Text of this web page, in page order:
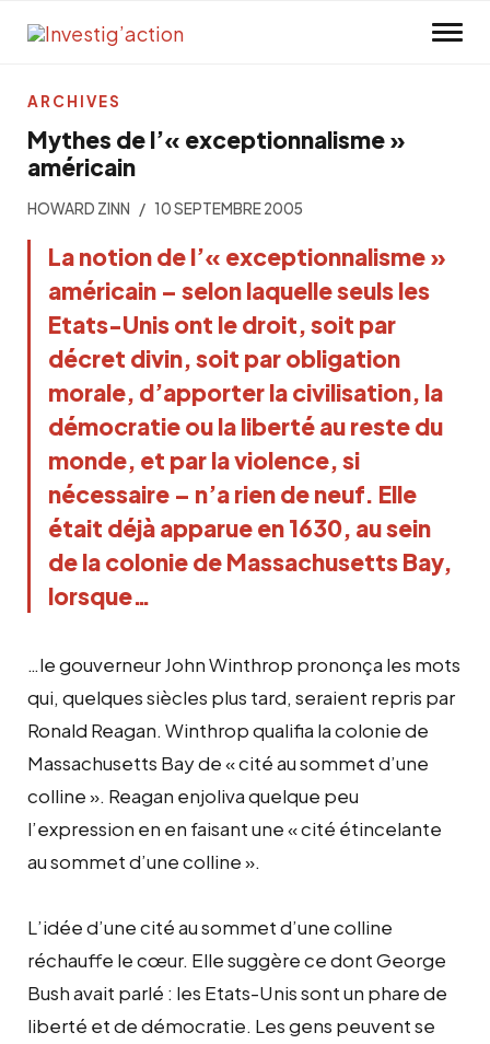
Mythes de l’« exceptionnalisme »
américain
HOWARD ZINN 10 SEPTEMBRE 2005
La notion de l’« exceptionnalisme »
américain – selon laquelle seuls les
Etats-Unis ont le droit, soit par
décret divin, soit par obligation
morale, d’apporter la civilisation, la
démocratie ou la liberté au reste du
monde, et par la violence, si
nécessaire – n’a rien de neuf. Elle
était déjà apparue en 1630, au sein
de la colonie de Massachusetts Bay,
lorsque…
…le gouverneur John Winthrop prononça les mots
qui, quelques siècles plus tard, seraient repris par
Ronald Reagan. Winthrop qualifia la colonie de
Massachusetts Bay de « cité au sommet d’une
colline ». Reagan enjoliva quelque peu
l’expression en en faisant une « cité étincelante
au sommet d’une colline ».
L’idée d’une cité au sommet d’une colline
réchauffe le cœur. Elle suggère ce dont George
Bush avait parlé : les Etats-Unis sont un phare de
liberté et de démocratie. Les gens peuvent se
ARCHIVES